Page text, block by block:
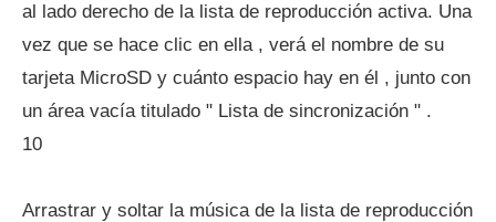
al lado derecho de la lista de reproducción activa. Una
vez que se hace clic en ella , verá el nombre de su
tarjeta MicroSD y cuánto espacio hay en él , junto con
un área vacía titulado " Lista de sincronización " .
10
Arrastrar y soltar la música de la lista de reproducción